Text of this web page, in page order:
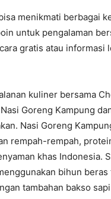
menikmati berbagai
untuk pengalaman
gratis atau
kuliner bersama
Goreng Kampung
Nasi Goreng
rempah-rempah,
khas Indonesia.
bihun
tambahan bakso